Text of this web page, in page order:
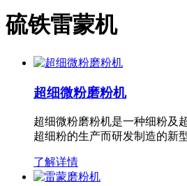
硫铁雷蒙机
超细微粉磨粉机
超细微粉磨粉机是一种细粉及
超细粉的生产而研发制造的新
了解详情